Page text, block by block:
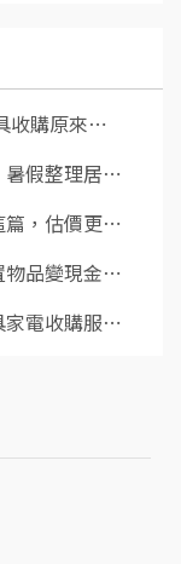
收購原來⋯
暑假整理居⋯
篇，估價更⋯
物品變現金⋯
家電收購服⋯